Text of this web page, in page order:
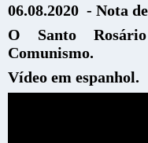
06.08.2020 - Nota
O Santo
Comunismo.
Vídeo em espanhol.